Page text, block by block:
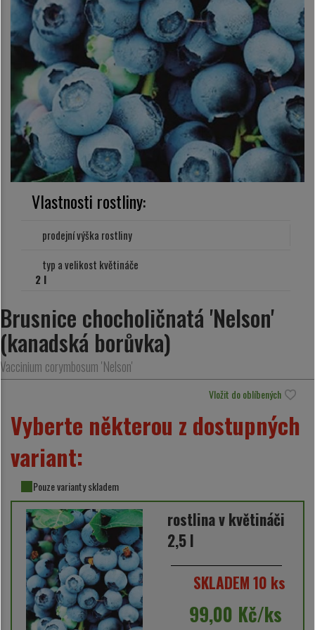
Vlastnosti rostliny:
prodejní výška rostliny
typ a velikost květináče
2 l
Brusnice chocholičnatá 'Nelson'
(kanadská borůvka)
Vaccinium corymbosum 'Nelson'
Vložit do oblíbených
Vyberte některou z dostupných
variant:
Pouze varianty skladem
rostlina v květináči
2,5 l
SKLADEM 10 ks
99,00 Kč/ks